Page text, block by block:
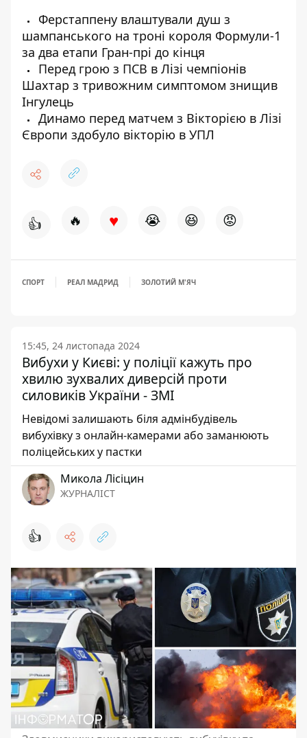
Ферстаппену влаштували душ з
шампанського на троні короля Формули-1
за два етапи Гран-прі до кінця
Перед грою з ПСВ в Лізі чемпіонів
Шахтар з тривожним симптомом знищив
Інгулець
Динамо перед матчем з Вікторією в Лізі
Європи здобуло вікторію в УПЛ
👍 🔥 ♥ 😭 😆 😡
СПОРТ РЕАЛ МАДРИД ЗОЛОТИЙ М'ЯЧ
15:45, 24 листопада 2024
Вибухи у Києві: у поліції кажуть про
хвилю зухвалих диверсій проти
силовиків України - ЗМІ
Невідомі залишають біля адмінбудівель
вибухівку з онлайн-камерами або заманюють
поліцейських у пастки
Микола Лісіцин
ЖУРНАЛІСТ
👍